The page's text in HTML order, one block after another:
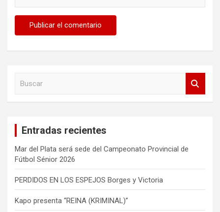
Entradas recientes
Mar del Plata será sede del Campeonato Provincial de
Fútbol Sénior 2026
PERDIDOS EN LOS ESPEJOS Borges y Victoria
Kapo presenta “REINA (KRIMINAL)”